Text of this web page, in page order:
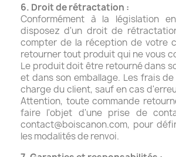
6. Droit de rétractation :
Conformément à la législation
disposez d'un droit de
compter de la réception de votre
retourner tout produit qui ne vous
Le produit doit être retourné dans
et dans son emballage. Les frais
charge du client, sauf en cas
Attention, toute commande
faire l'objet d'une prise de
contact@boiscanon.com, pour
les modalités de renvoi.